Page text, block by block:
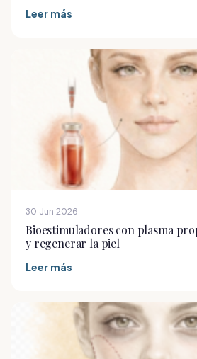
Leer más
30 Jun 2026
Bioestimuladores con plasma
y regenerar la piel
Leer más